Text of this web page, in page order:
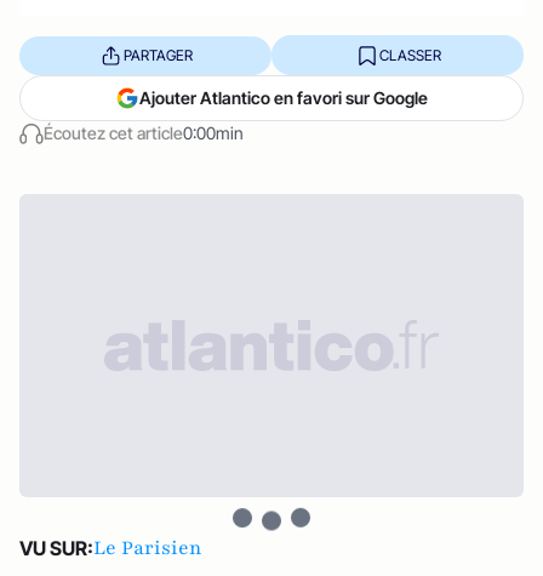
Écoutez cet article0:00min
PARTAGER CLASSER
Ajouter Atlantico en favori sur Google
VU SUR:Le Parisien